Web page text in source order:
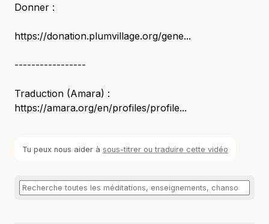
Donner :
https://donation.plumvillage.org/gene...
-----------------
Traduction (Amara) :
https://amara.org/en/profiles/profile...
Tu peux nous aider à sous-titrer ou traduire cette vidéo